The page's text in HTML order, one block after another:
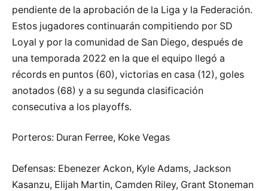
pendiente de la aprobación de la Liga y la Federación.
Estos jugadores continuarán compitiendo por SD
Loyal y por la comunidad de San Diego, después de
una temporada 2022 en la que el equipo llegó a
récords en puntos (60), victorias en casa (12), goles
anotados (68) y a su segunda clasificación
consecutiva a los playoffs.
Porteros: Duran Ferree, Koke Vegas
Defensas: Ebenezer Ackon, Kyle Adams, Jackson
Kasanzu, Elijah Martin, Camden Riley, Grant Stoneman